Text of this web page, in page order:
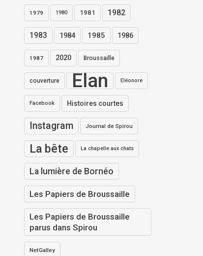
1979 1980 1981 1982
1983 1984 1985 1986
1987 2020 Broussaille
couverture Elan Eléonore
Facebook Histoires courtes
Instagram Journal de Spirou
La bête La chapelle aux chats
La lumière de Bornéo
Les Papiers de Broussaille
Les Papiers de Broussaille
parus dans Spirou
NetGalley